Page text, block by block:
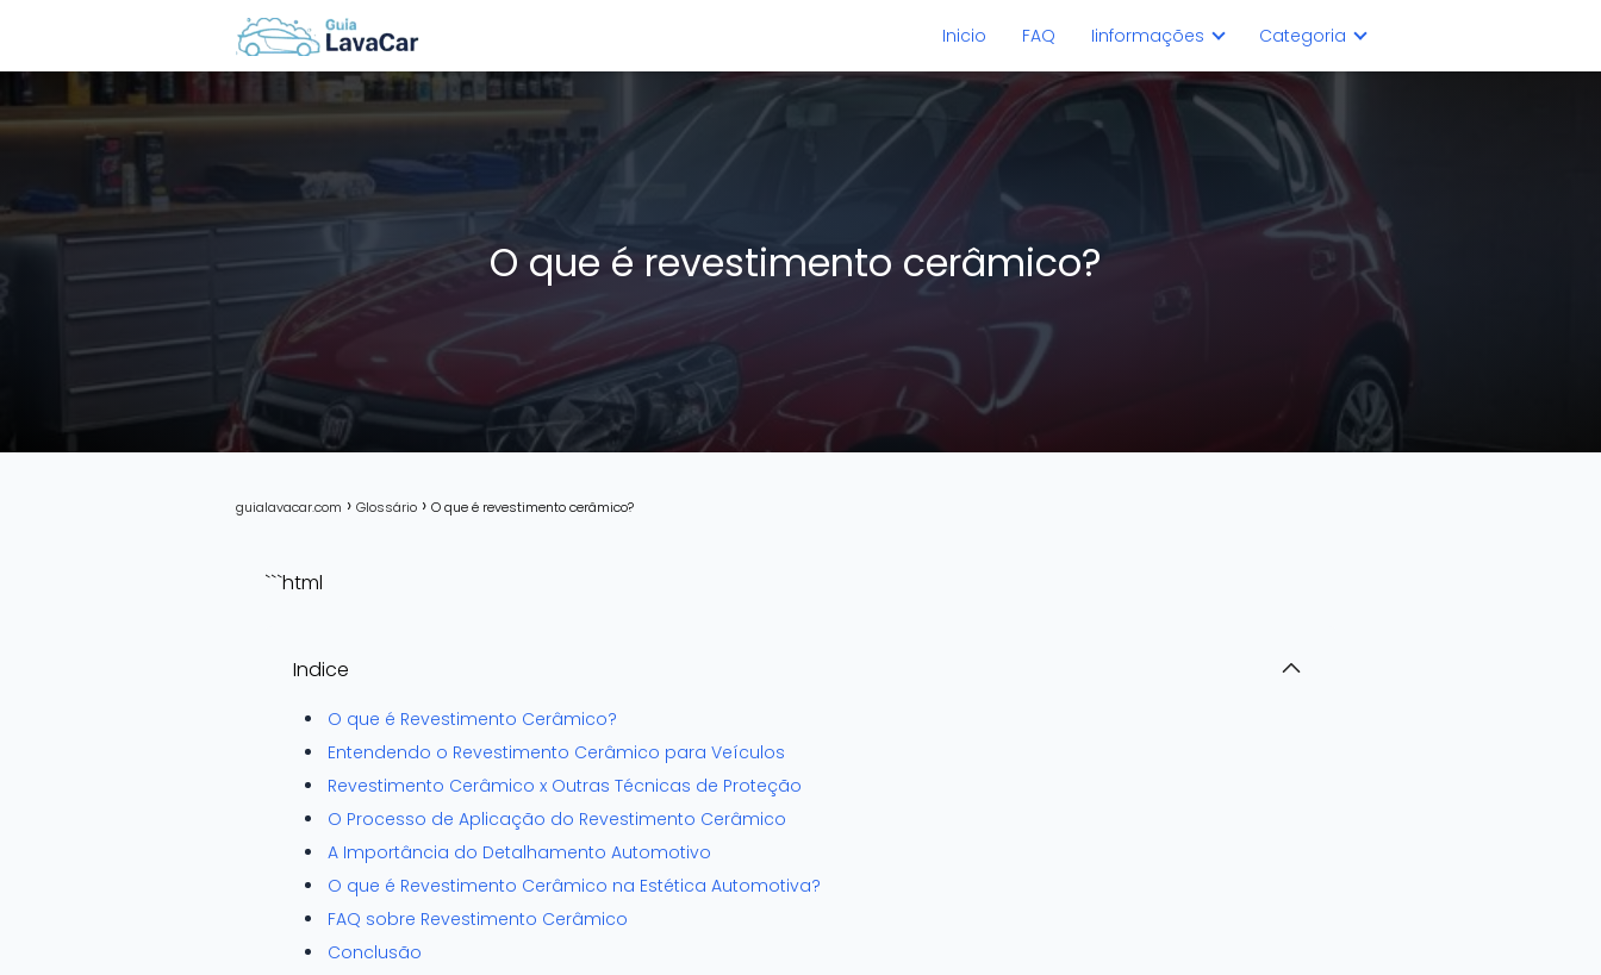
Inicio FAQ Iinformações Categoria
O que é revestimento cerâmico?
guialavacar.com Glossário O que é revestimento cerâmico?
```html
Indice
O que é Revestimento Cerâmico?
Entendendo o Revestimento Cerâmico para Veículos
Revestimento Cerâmico x Outras Técnicas de Proteção
O Processo de Aplicação do Revestimento Cerâmico
A Importância do Detalhamento Automotivo
O que é Revestimento Cerâmico na Estética Automotiva?
FAQ sobre Revestimento Cerâmico
Conclusão